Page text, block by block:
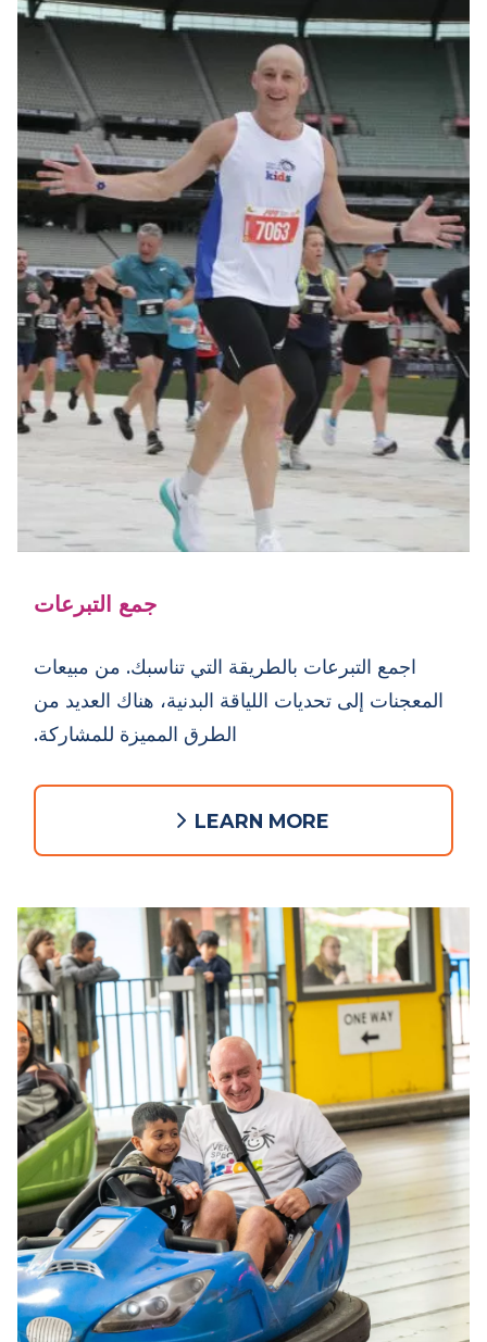
جمع التبرعات
اجمع التبرعات بالطريقة التي تناسبك. من مبيعات
الطرق المميزة للمشاركة.